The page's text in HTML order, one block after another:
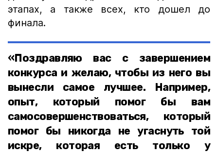
этапах, а также всех, кто дошел до
финала.
«Поздравляю вас с завершением
конкурса и желаю, чтобы из него вы
вынесли самое лучшее. Например,
опыт, который помог бы вам
самосовершенствоваться, который
помог бы никогда не угаснуть той
искре, которая есть только у